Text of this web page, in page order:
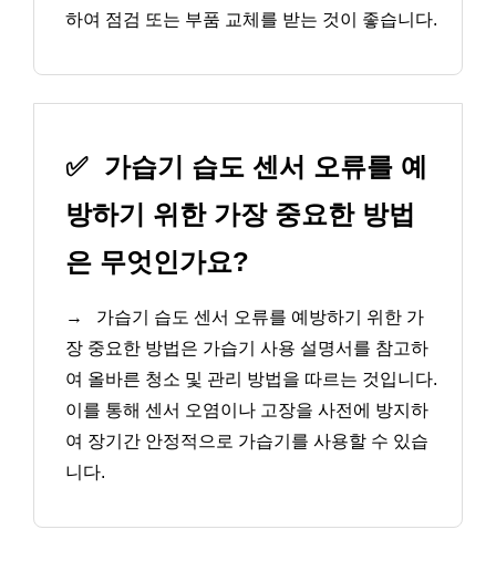
하여 점검 또는 부품 교체를 받는 것이 좋습니다.
✅ 가습기 습도 센서 오류를 예
방하기 위한 가장 중요한 방법
은 무엇인가요?
→
가습기 습도 센서 오류를 예방하기 위한 가
장 중요한 방법은 가습기 사용 설명서를 참고하
여 올바른 청소 및 관리 방법을 따르는 것입니다.
이를 통해 센서 오염이나 고장을 사전에 방지하
여 장기간 안정적으로 가습기를 사용할 수 있습
니다.